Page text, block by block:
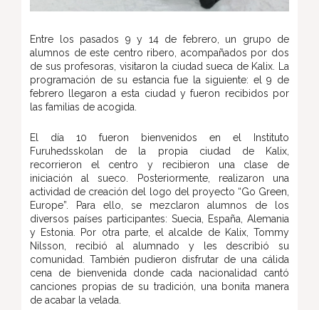
Entre los pasados 9 y 14 de febrero, un grupo de
alumnos de este centro ribero, acompañados por dos
de sus profesoras, visitaron la ciudad sueca de Kalix. La
programación de su estancia fue la siguiente: el 9 de
febrero llegaron a esta ciudad y fueron recibidos por
las familias de acogida.
El día 10 fueron bienvenidos en el Instituto
Furuhedsskolan de la propia ciudad de Kalix,
recorrieron el centro y recibieron una clase de
iniciación al sueco. Posteriormente, realizaron una
actividad de creación del logo del proyecto “Go Green,
Europe”. Para ello, se mezclaron alumnos de los
diversos países participantes: Suecia, España, Alemania
y Estonia. Por otra parte, el alcalde de Kalix, Tommy
Nilsson, recibió al alumnado y les describió su
comunidad. También pudieron disfrutar de una cálida
cena de bienvenida donde cada nacionalidad cantó
canciones propias de su tradición, una bonita manera
de acabar la velada.